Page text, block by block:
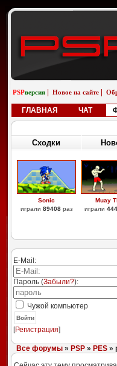
PSPверсия Новое на сайте
ГЛАВНАЯ ЧАТ
Сходки
Sonic
играли 89408раз
Muay
играли
E-Mail:
Пароль (Забыли?):
Чужой компьютер
Войти
[Регистрация]
Все форумы» PSP» PES»